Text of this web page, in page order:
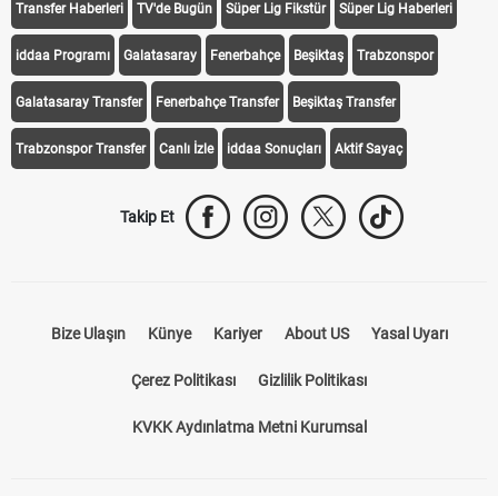
Transfer Haberleri TV'de Bugün Süper Lig Fikstür Süper Lig Haberleri
iddaa Programı Galatasaray Fenerbahçe Beşiktaş Trabzonspor
Galatasaray Transfer Fenerbahçe Transfer Beşiktaş Transfer
Trabzonspor Transfer Canlı İzle iddaa Sonuçları Aktif Sayaç
Takip Et
Bize Ulaşın Künye Kariyer About US Yasal Uyarı
Çerez Politikası Gizlilik Politikası
KVKK Aydınlatma Metni Kurumsal